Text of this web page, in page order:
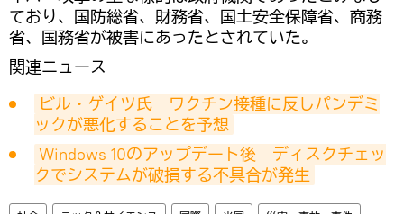
ており、国防総省、財務省、国土安全保障省、商務
省、国務省が被害にあったとされていた。
関連ニュース
ビル・ゲイツ氏　ワクチン接種に反しパンデミ
ックが悪化することを予想
Windows 10のアップデート後　ディスクチェッ
クでシステムが破損する不具合が発生